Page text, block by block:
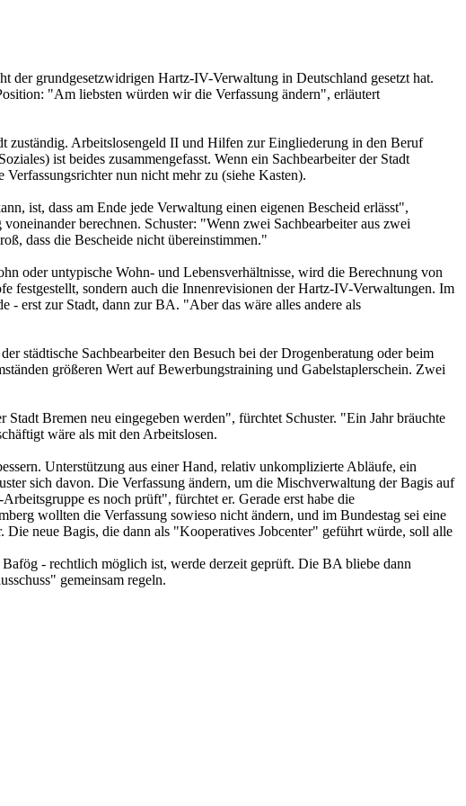
der grundgesetzwidrigen Hartz-IV-Verwaltung in Deutschland gesetzt hat.
"Am liebsten würden wir die Verfassung ändern", erläutert
zuständig. Arbeitslosengeld II und Hilfen zur Eingliederung in den Beruf
ist beides zusammengefasst. Wenn ein Sachbearbeiter der Stadt
nun nicht mehr zu (siehe Kasten).
ist, dass am Ende jede Verwaltung einen eigenen Bescheid erlässt",
berechnen. Schuster: "Wenn zwei Sachbearbeiter aus zwei
dass die Bescheide nicht übereinstimmen."
oder untypische Wohn- und Lebensverhältnisse, wird die Berechnung von
festgestellt, sondern auch die Innenrevisionen der Hartz-IV-Verwaltungen. Im
- erst zur Stadt, dann zur BA. "Aber das wäre alles andere als
städtische Sachbearbeiter den Besuch bei der Drogenberatung oder beim
größeren Wert auf Bewerbungstraining und Gabelstaplerschein. Zwei
Bremen neu eingegeben werden", fürchtet Schuster. "Ein Jahr bräuchte
wäre als mit den Arbeitslosen.
Unterstützung aus einer Hand, relativ unkomplizierte Abläufe, ein
sich davon. Die Verfassung ändern, um die Mischverwaltung der Bagis auf
es noch prüft", fürchtet er. Gerade erst habe die
wollten die Verfassung sowieso nicht ändern, und im Bundestag sei eine
neue Bagis, die dann als "Kooperatives Jobcenter" geführt würde, soll alle
- rechtlich möglich ist, werde derzeit geprüft. Die BA bliebe dann
gemeinsam regeln.